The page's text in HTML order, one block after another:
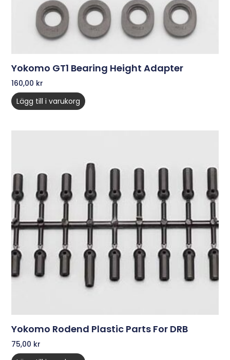
Yokomo GT1 Bearing Height Adapter
160,00 kr
Lägg till i varukorg
Yokomo Rodend Plastic Parts For DRB
75,00 kr